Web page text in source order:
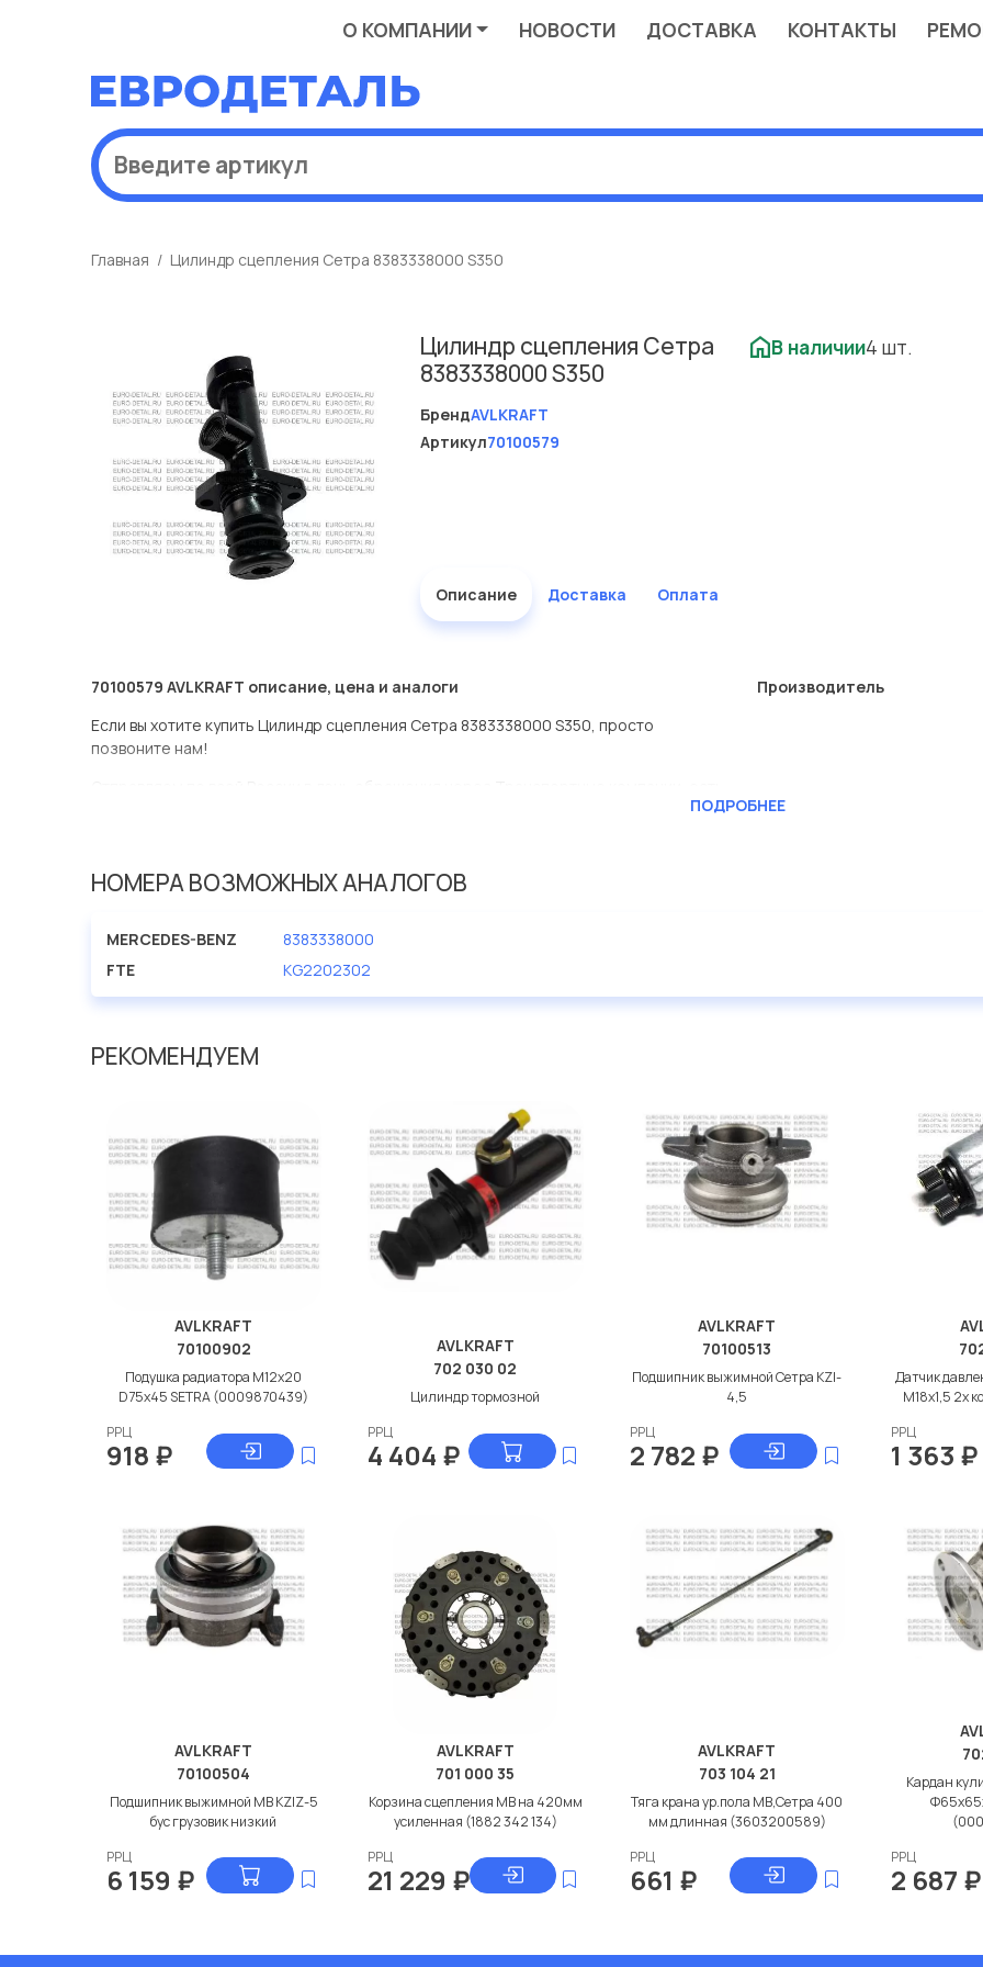
О КОМПАНИИ НОВОСТИ ДОСТАВКА КОНТАКТЫ
Главная Цилиндр сцепления Сетра 8383338000 S350
Цилиндр сцепления Сетра
8383338000 S350
БрендAVLKRAFT
Артикул70100579
В наличии4 шт.
Описание Доставка Оплата
70100579 AVLKRAFT описание, цена и аналоги
Если вы хотите купить Цилиндр сцепления Сетра 8383338000 S350, просто
позвоните нам!
У данной детали есть аналоги с номерами, убедитесь сами.
представлены в большом ассортименте.
Производитель
ПОДРОБНЕЕ
НОМЕРА ВОЗМОЖНЫХ АНАЛОГОВ
MERCEDES-BENZ
8383338000
FTE
KG2202302
РЕКОМЕНДУЕМ
AVLKRAFT
70100902
Подушка радиатора M12x20
D75x45 SETRA (0009870439)
РРЦ
918 ₽
AVLKRAFT
702 030 02
Цилиндр тормозной
РРЦ
4 404 ₽
AVLKRAFT
70100513
Подшипник выжимной Сетра KZI-
4,5
РРЦ
2 782 ₽
Датчик
M18x1,5 2х
РРЦ
1 363 ₽
AVLKRAFT
70100504
Подшипник выжимной МВ KZIZ-5
бус грузовик низкий
РРЦ
6 159 ₽
AVLKRAFT
701 000 35
Корзина сцепления МВ на 420мм
усиленная (1882 342 134)
РРЦ
21 229 ₽
AVLKRAFT
703 104 21
Тяга крана ур.пола МВ,Сетра 400
мм длинная (3603200589)
РРЦ
661 ₽
Кардан
РРЦ
2 687 ₽